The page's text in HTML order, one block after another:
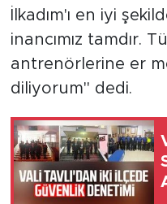
İlkadım'ı en iyi
inancımız tamdır.
antrenörlerine er
diliyorum" dedi.